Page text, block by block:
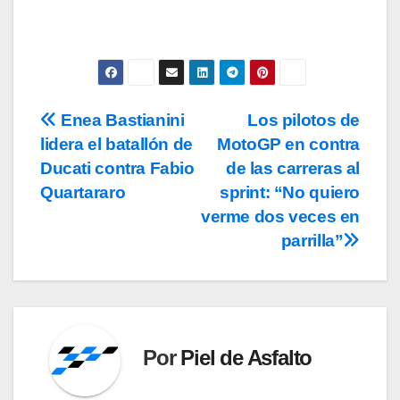
Navegación
de
entradas
Los pilotos de
MotoGP en contra
de las carreras al
sprint: “No quiero
verme dos veces en
parrilla”
Enea Bastianini
lidera el batallón de
Ducati contra Fabio
Quartararo
PorPiel de Asfalto